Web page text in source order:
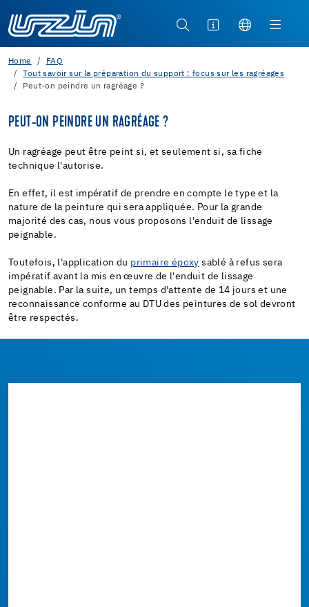
Home
FAQ
Tout savoir sur la préparation du support : focus sur les ragréages
Peut-on peindre un ragréage ?
PEUT-ON PEINDRE UN RAGRÉAGE ?
Un ragréage peut être peint si, et seulement si, sa fiche
technique l'autorise.
En effet, il est impératif de prendre en compte le type et la
nature de la peinture qui sera appliquée. Pour la grande
majorité des cas, nous vous proposons l'enduit de lissage
peignable.
Toutefois, l'application du primaire époxy sablé à refus sera
impératif avant la mis en œuvre de l'enduit de lissage
peignable. Par la suite, un temps d'attente de 14 jours et une
reconnaissance conforme au DTU des peintures de sol devront
être respectés.